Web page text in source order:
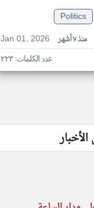
Politics
Jan 01, 2026
منذ ٧ أشهر
عدد الكلمات: ٢٢٣